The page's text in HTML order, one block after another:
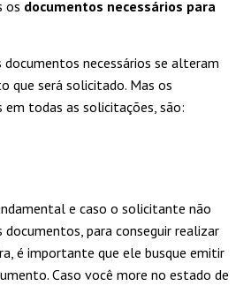
os documentos necessários para
necessários se alteram
que será solicitado. Mas os
em todas as solicitações, são:
e caso o solicitante não
documentos, para conseguir realizar
é importante que ele busque emitir
Caso você more no estado de